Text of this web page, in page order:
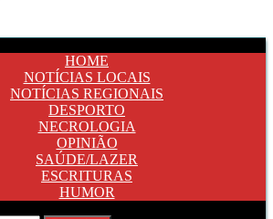
HOME
NOTÍCIAS LOCAIS
NOTÍCIAS REGIONAIS
DESPORTO
NECROLOGIA
OPINIÃO
SAÚDE/LAZER
ESCRITURAS
HUMOR